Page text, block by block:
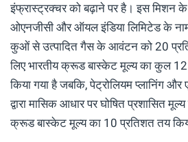
इंफ्रास्ट्रक्चर को बढ़ाने पर है। इस मिशन
ओएनजीसी और ऑयल इंडिया लिमिटेड के
कुओं से उत्पादित गैस के आवंटन को 20
लिए भारतीय क्रूड बास्केट मूल्य का कुल 12
किया गया है जबकि, पेट्रोलियम प्लानिंग और
द्वारा मासिक आधार पर घोषित प्रशासित
क्रूड बास्केट मूल्य का 10 प्रतिशत तय